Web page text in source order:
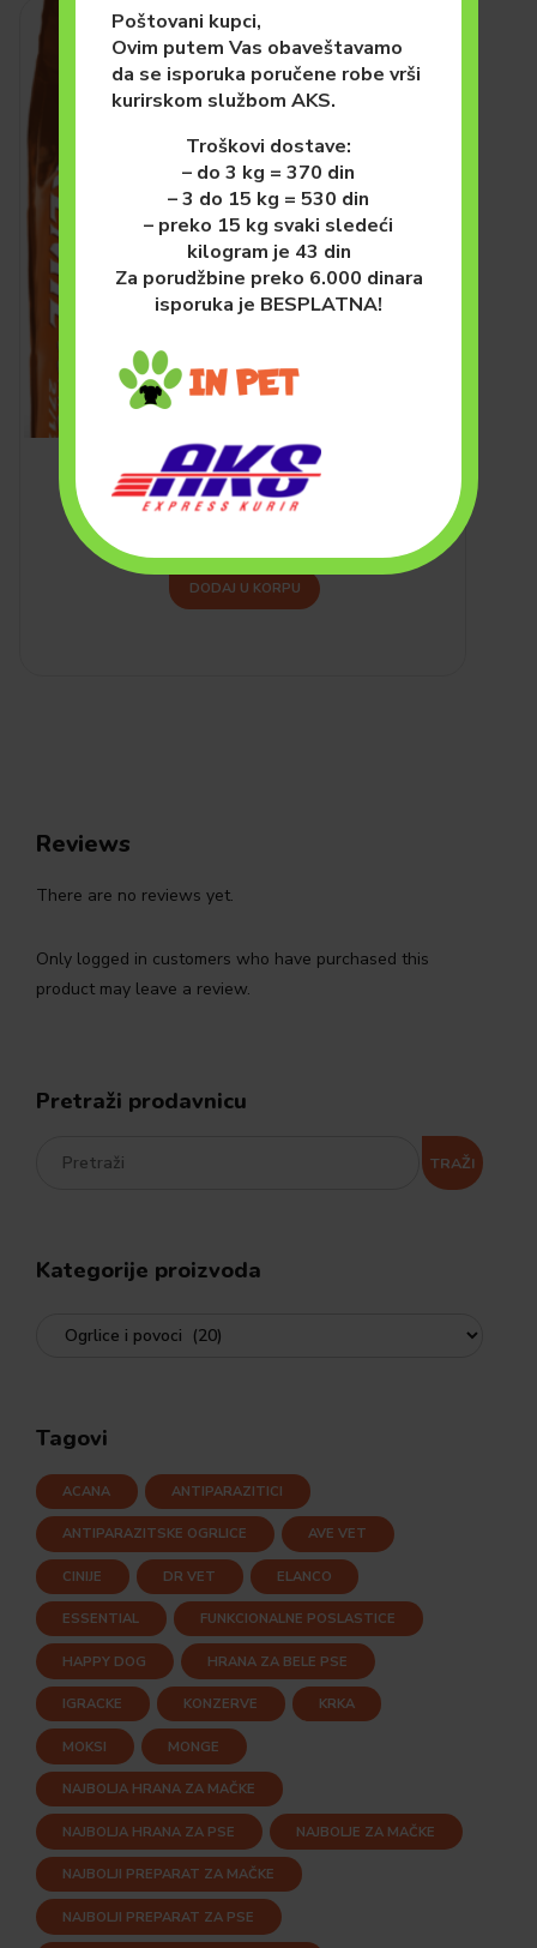
PSI HRANA ZA PSE (SUVA)
Premil Junior 15kg
DODAJ U KORPU
Reviews
There are no reviews yet.
Only logged in customers who have purchased this
product may leave a review.
Pretraži prodavnicu
TRAŽI
Kategorije proizvoda
Tagovi
ACANA ANTIPARAZITICI
ANTIPARAZITSKE OGRLICE AVE VET
CINIJE DR VET ELANCO
ESSENTIAL FUNKCIONALNE POSLASTICE
HAPPY DOG HRANA ZA BELE PSE
IGRACKE KONZERVE KRKA
MOKSI MONGE
NAJBOLJA HRANA ZA MAČKE
NAJBOLJA HRANA ZA PSE NAJBOLJE ZA MAČKE
NAJBOLJI PREPARAT ZA MAČKE
NAJBOLJI PREPARAT ZA PSE
Poštovani kupci,
Ovim putem Vas obaveštavamo
da se isporuka poručene robe vrši
kurirskom službom AKS.
Troškovi dostave:
– do 3 kg = 370 din
– 3 do 15 kg = 530 din
– preko 15 kg svaki sledeći
kilogram je 43 din
Za porudžbine preko 6.000 dinara
isporuka je BESPLATNA!